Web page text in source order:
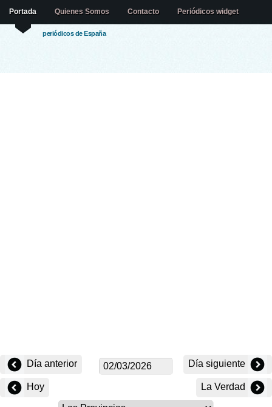
periódicos de España
Portada Quienes Somos Contacto Periódicos widget
Día anterior Día siguiente
Hoy La Verdad